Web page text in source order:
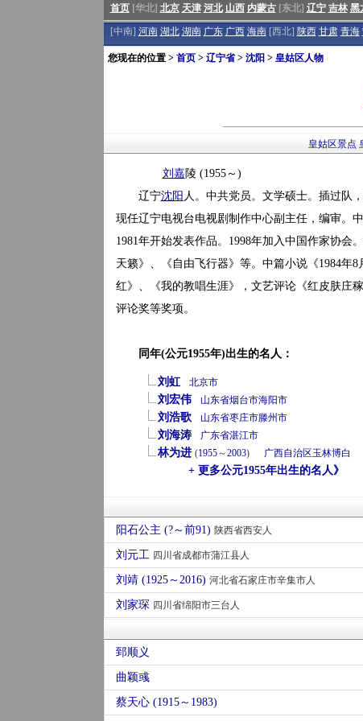
首页[华北] 北京 天津 河北 山西 内蒙古[东北] 辽宁 吉林 黑
[中南] 河南 湖北 湖南 广东 广西 海南[西北] 陕西 甘肃 青海
您现在的位置 > 首页> 辽宁省> 沈阳 > 皇姑区人物
皇姑区景点
刘嘉陵 (1955～)
辽宁沈阳 人。中共党员。文学硕士。插过队
现任辽宁电视台电视剧制作中心副主任，编审。
1981年开始发表作品。1998年加入中国作家协
天籁》、《自由飞行器》等。中篇小说《1984年
红》、《我的教唱生涯》，文艺评论《红皮肤庄
评论奖等奖项。
同年(公元1955年)出生的名人：
刘虹 北京市
刘宏伟 山东省烟台市海阳市
刘浩歌 山东省枣庄市滕州市
刘海涛 广东省湛江市
林为进 (1955～2003) 广西自治区玉林博白
+ 更多公元1955年出生的名人》
阳石公主 (?～前91) 陕西省西安人
刘元工 四川省成都市蒲江县人
刘靖 (1925～2016) 河北省石家庄市辛集市人
刘家琛 四川省绵阳市三台人
郅顺义
曲颖彧
蔡天心 (1915～1983)